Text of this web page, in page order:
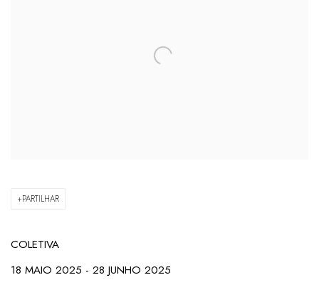
PARTILHAR
COLETIVA
18 MAIO 2025 - 28 JUNHO 2025